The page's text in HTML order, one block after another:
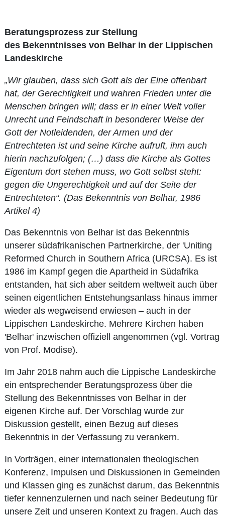
Beratungsprozess zur Stellung
des Bekenntnisses von Belhar in der Lippischen
Landeskirche
„Wir glauben, dass sich Gott als der Eine offenbart
hat, der Gerechtigkeit und wahren Frieden unter die
Menschen bringen will; dass er in einer Welt voller
Unrecht und Feindschaft in besonderer Weise der
Gott der Notleidenden, der Armen und der
Entrechteten ist und seine Kirche aufruft, ihm auch
hierin nachzufolgen; (…) dass die Kirche als Gottes
Eigentum dort stehen muss, wo Gott selbst steht:
gegen die Ungerechtigkeit und auf der Seite der
Entrechteten“. (Das Bekenntnis von Belhar, 1986
Artikel 4)
Das Bekenntnis von Belhar ist das Bekenntnis
unserer südafrikanischen Partnerkirche, der 'Uniting
Reformed Church in Southern Africa (URCSA). Es ist
1986 im Kampf gegen die Apartheid in Südafrika
entstanden, hat sich aber seitdem weltweit auch über
seinen eigentlichen Entstehungsanlass hinaus immer
wieder als wegweisend erwiesen – auch in der
Lippischen Landeskirche. Mehrere Kirchen haben
'Belhar' inzwischen offiziell angenommen (vgl. Vortrag
von Prof. Modise).
Im Jahr 2018 nahm auch die Lippische Landeskirche
ein entsprechender Beratungsprozess über die
Stellung des Bekenntnisses von Belhar in der
eigenen Kirche auf. Der Vorschlag wurde zur
Diskussion gestellt, einen Bezug auf dieses
Bekenntnis in der Verfassung zu verankern.
In Vorträgen, einer internationalen theologischen
Konferenz, Impulsen und Diskussionen in Gemeinden
und Klassen ging es zunächst darum, das Bekenntnis
tiefer kennenzulernen und nach seiner Bedeutung für
unsere Zeit und unseren Kontext zu fragen. Auch das